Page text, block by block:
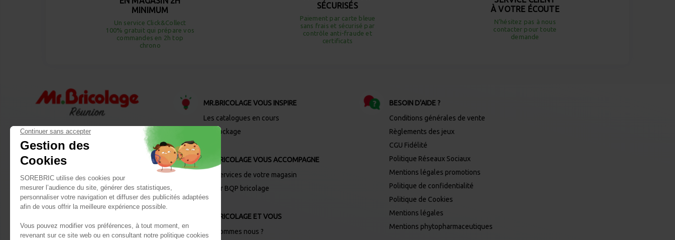
MINIMUM
Un service Click&Collect
100% gratuit qui prépare vos
commandes en 2h top
chrono
SÉCURISÉS
Paiement par carte bleue
sans frais et sécurisé par
contrôle anti-fraude et
certificats
À VOTRE ÉCOUTE
N’hésitez pas à nous
contacter pour toute
demande
MR.BRICOLAGE VOUS INSPIRE
Les catalogues en cours
Destockage
MR.BRICOLAGE VOUS ACCOMPAGNE
Les services de votre magasin
Panier BQP bricolage
MR.BRICOLAGE ET VOUS
Qui sommes nous ?
BESOIN D'AIDE ?
Conditions générales de vente
Règlements des jeux
CGU Fidélité
Politique Réseaux Sociaux
Mentions légales promotions
Politique de confidentialité
Politique de Cookies
Mentions légales
Mentions phytopharmaceutiques